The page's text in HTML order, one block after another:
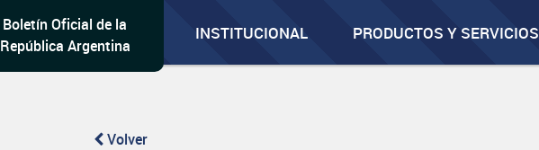
Boletín Oficial de la
República Argentina
INSTITUCIONAL PRODUCTOS Y SERVICIOS
Volver